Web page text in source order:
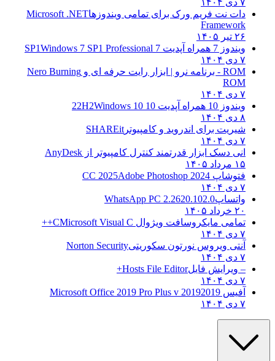
دات نت فریم ورک برای تمامی ویندوزهاMicrosoft .NET
Framework
ویندوز 7 همراه آپدیت 7 SP1
Windows 7 SP1 Professional
ROM - برنامه نرو | ابزار رایت حرفه ای و
Nero Burning
ROM
ویندوز 10 همراه آپدیت 10 22H2
Windows 10
شیریت برای اندروید و کامپیوترSHAREit
انی دسک ابزار قدرتمند کنترل کامپیوتر از
AnyDesk
فتوشاپ CC 2025Adobe Photoshop 2024
واتساپWhatsApp PC 2.2620.102.0
تمامی مایکروسافت ویژوال C Microsoft Visual C++
آنتی ویروس نورتون سکوریتیNorton Security
– ویرایش فایلHosts File Editor+
آفیس 20192019 Microsoft Office 2019 Pro Plus v